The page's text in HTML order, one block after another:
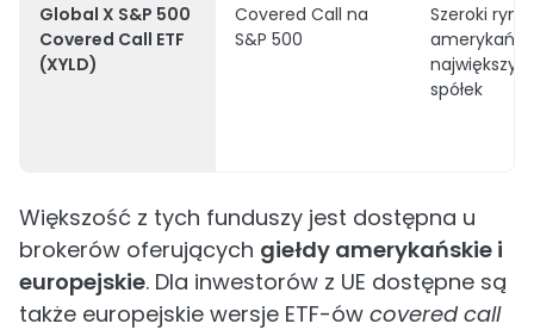
Global X S&P 500
Covered Call ETF
(XYLD)
Covered Call na
S&P 500
Szeroki
spółek
Większość z tych funduszy jest dostępna u
brokerów oferujących giełdy amerykańskie i
europejskie. Dla inwestorów z UE dostępne są
także europejskie wersje ETF-ów covered call